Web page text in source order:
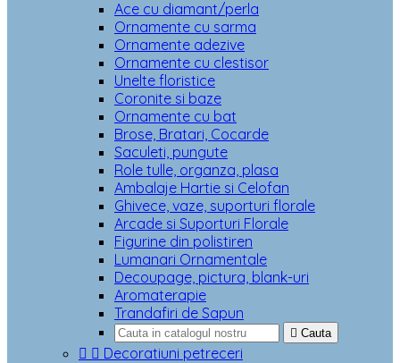
Ace cu diamant/perla
Ornamente cu sarma
Ornamente adezive
Ornamente cu clestisor
Unelte floristice
Coronite si baze
Ornamente cu bat
Brose, Bratari, Cocarde
Saculeti, pungute
Role tulle, organza, plasa
Ambalaje Hartie si Celofan
Ghivece, vaze, suporturi florale
Arcade si Suporturi Florale
Figurine din polistiren
Lumanari Ornamentale
Decoupage, pictura, blank-uri
Aromaterapie
Trandafiri de Sapun
 Cauta
  Decoratiuni petreceri